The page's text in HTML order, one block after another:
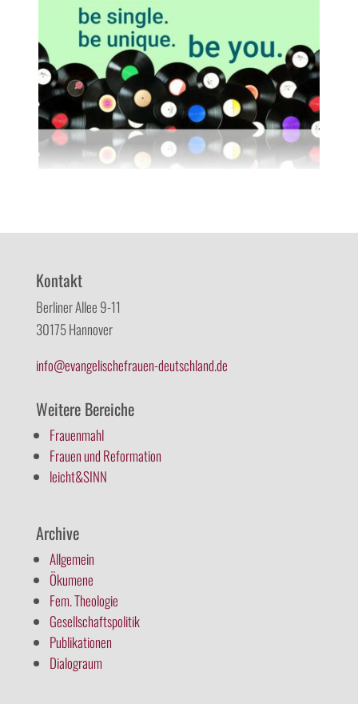
Kontakt
Berliner Allee 9-11
30175 Hannover
info@evangelischefrauen-deutschland.de
Weitere Bereiche
Frauenmahl
Frauen und Reformation
leicht&SINN
Archive
Allgemein
Ökumene
Fem. Theologie
Gesellschaftspolitik
Publikationen
Dialograum